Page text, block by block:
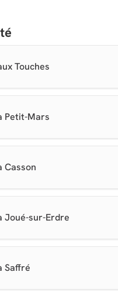
Touches
Petit-Mars
Casson
Joué-sur-Erdre
Saffré